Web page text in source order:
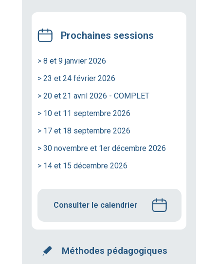
Prochaines sessions
> 8 et 9 janvier 2026
> 23 et 24 février 2026
> 20 et 21 avril 2026 - COMPLET
> 10 et 11 septembre 2026
> 17 et 18 septembre 2026
> 30 novembre et 1er décembre 2026
> 14 et 15 décembre 2026
Consulter le calendrier
Méthodes pédagogiques